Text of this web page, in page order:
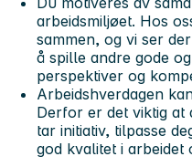
arbeidsmiljøet. Hos
sammen, og vi ser
å spille andre gode
perspektiver og
Arbeidshverdagen
Derfor er det viktig at
tar initiativ, tilpasse
god kvalitet i arbeidet